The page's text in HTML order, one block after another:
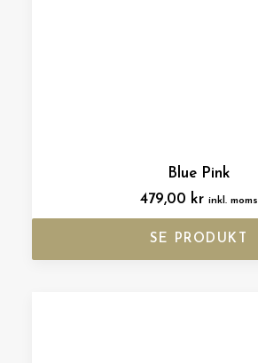
Blue Pink
479,00 kr inkl. moms
SE PRODUKT